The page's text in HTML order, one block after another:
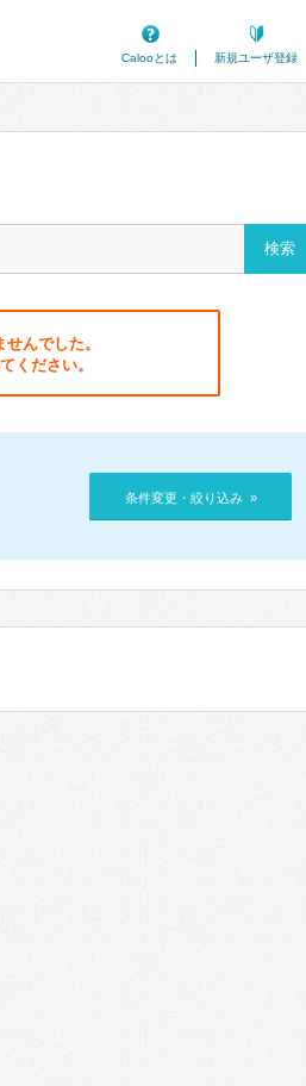
Calooとは
新規ユーザ登録
んでした。
ください。
条件変更・絞り込み »